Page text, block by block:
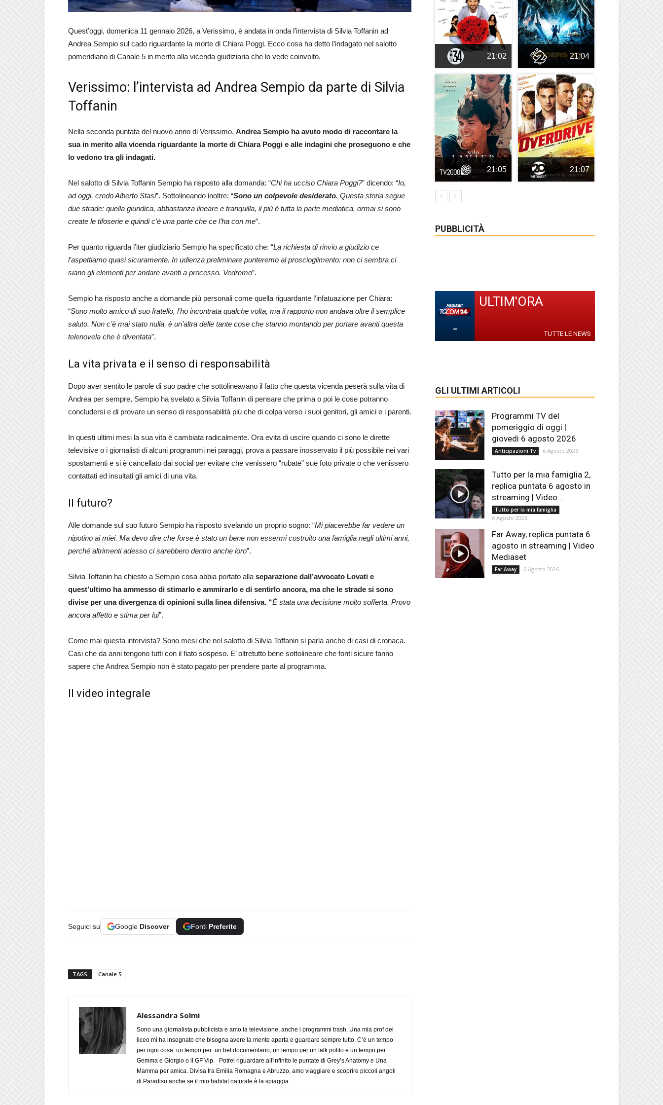
Quest’oggi, domenica 11 gennaio 2026, a Verissimo, è andata in onda l’intervista di Silvia Toffanin ad
Andrea Sempio sul cado riguardante la morte di Chiara Poggi. Ecco cosa ha detto l’indagato nel salotto
pomeridiano di Canale 5 in merito alla vicenda giudiziaria che lo vede coinvolto.
Verissimo: l’intervista ad Andrea Sempio da parte di Silvia
Toffanin
Nella seconda puntata del nuovo anno di Verissimo, Andrea Sempio ha avuto modo di raccontare la
sua in merito alla vicenda riguardante la morte di Chiara Poggi e alle indagini che proseguono e che
lo vedono tra gli indagati.
Nel salotto di Silvia Toffanin Sempio ha risposto alla domanda: “Chi ha ucciso Chiara Poggi?” dicendo: “Io,
ad oggi, credo Alberto Stasi”. Sottolineando inoltre: “Sono un colpevole desiderato. Questa storia segue
due strade: quella giuridica, abbastanza lineare e tranquilla, il più è tutta la parte mediatica, ormai si sono
create le tifoserie e quindi c’è una parte che ce l’ha con me”.
Per quanto riguarda l’iter giudiziario Sempio ha specificato che: “La richiesta di rinvio a giudizio ce
l’aspettiamo quasi sicuramente. In udienza preliminare punteremo al proscioglimento: non ci sembra ci
siano gli elementi per andare avanti a processo. Vedremo”.
Sempio ha risposto anche a domande più personali come quella riguardante l’infatuazione per Chiara:
“Sono molto amico di suo fratello, l’ho incontrata qualche volta, ma il rapporto non andava oltre il semplice
saluto. Non c’è mai stato nulla, è un’altra delle tante cose che stanno montando per portare avanti questa
telenovela che è diventata”.
La vita privata e il senso di responsabilità
Dopo aver sentito le parole di suo padre che sottolineavano il fatto che questa vicenda peserà sulla vita di
Andrea per sempre, Sempio ha svelato a Silvia Toffanin di pensare che prima o poi le cose potranno
concludersi e di provare un senso di responsabilità più che di colpa verso i suoi genitori, gli amici e i parenti.
In questi ultimi mesi la sua vita è cambiata radicalmente. Ora evita di uscire quando ci sono le dirette
televisive o i giornalisti di alcuni programmi nei paraggi, prova a passare inosservato il più possibile nei vari
spostamenti e si è cancellato dai social per evitare che venissero “rubate” sue foto private o che venissero
contattati ed insultati gli amici di una vita.
Il futuro?
Alle domande sul suo futuro Sempio ha risposto svelando un proprio sogno: “Mi piacerebbe far vedere un
nipotino ai miei. Ma devo dire che forse è stato un bene non essermi costruito una famiglia negli ultimi anni,
perché altrimenti adesso ci sarebbero dentro anche loro”.
Silvia Toffanin ha chiesto a Sempio cosa abbia portato alla separazione dall’avvocato Lovati e
quest’ultimo ha ammesso di stimarlo e ammirarlo e di sentirlo ancora, ma che le strade si sono
divise per una divergenza di opinioni sulla linea difensiva. “È stata una decisione molto sofferta. Provo
ancora affetto e stima per lui”.
Come mai questa intervista? Sono mesi che nel salotto di Silvia Toffanin si parla anche di casi di cronaca.
Casi che da anni tengono tutti con il fiato sospeso. E’ oltretutto bene sottolineare che fonti sicure fanno
sapere che Andrea Sempio non è stato pagato per prendere parte al programma.
Il video integrale
Seguici su Google Discover Fonti Preferite
TAGS Canale 5
Alessandra Solmi
Sono una giornalista pubblicista e amo la televisione, anche i programmi trash. Una mia prof del
liceo mi ha insegnato che bisogna avere la mente aperta e guardare sempre tutto. C’è un tempo
per ogni cosa: un tempo per un bel documentario, un tempo per un talk polito e un tempo per
Gemma e Giorgio o il GF Vip. Potrei riguardare all'infinito le puntate di Grey’s Anatomy e Una
Mamma per amica. Divisa fra Emilia Romagna e Abruzzo, amo viaggiare e scoprire piccoli angoli
di Paradiso anche se il mio habitat naturale è la spiaggia.
21:02 21:04
21:05 21:07
PUBBLICITÀ
-
ULTIM'ORA
-
TUTTE LE NEWS
GLI ULTIMI ARTICOLI
Programmi TV del
pomeriggio di oggi |
giovedì 6 agosto 2026
Anticipazioni Tv 6 Agosto 2026
Tutto per la mia famiglia 2,
replica puntata 6 agosto in
streaming | Video...
Tutto per la mia famiglia
6 Agosto 2026
Far Away, replica puntata 6
agosto in streaming | Video
Mediaset
Far Away 6 Agosto 2026